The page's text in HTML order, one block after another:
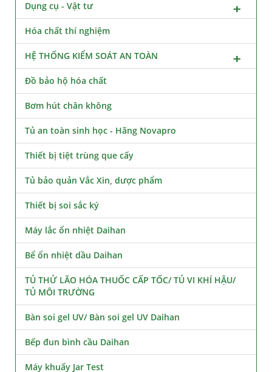
Dụng cụ - Vật tư
Hóa chất thí nghiệm
HỆ THỐNG KIỂM SOÁT AN TOÀN
Đồ bảo hộ hóa chất
Bơm hút chân không
Tủ an toàn sinh học - Hãng Novapro
Thiết bị tiệt trùng que cấy
Tủ bảo quản Vắc Xin, dược phẩm
Thiết bị soi sắc ký
Máy lắc ổn nhiệt Daihan
Bể ổn nhiệt dầu Daihan
TỦ THỬ LÃO HÓA THUỐC CẤP TỐC/ TỦ VI KHÍ HẬU/
TỦ MÔI TRƯỜNG
Bàn soi gel UV/ Bàn soi gel UV Daihan
Bếp đun bình cầu Daihan
Máy khuấy Jar Test